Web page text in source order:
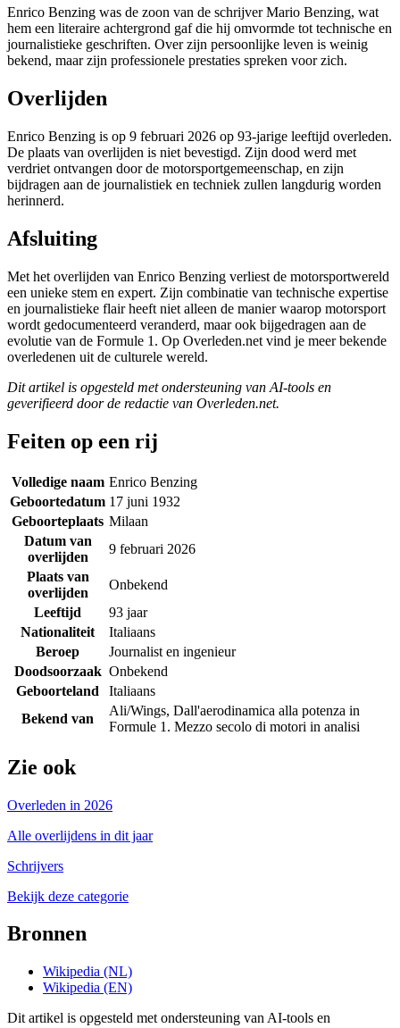
Enrico Benzing was de zoon van de schrijver Mario Benzing, wat
hem een literaire achtergrond gaf die hij omvormde tot technische en
journalistieke geschriften. Over zijn persoonlijke leven is weinig
bekend, maar zijn professionele prestaties spreken voor zich.
Overlijden
Enrico Benzing is op 9 februari 2026 op 93-jarige leeftijd overleden.
De plaats van overlijden is niet bevestigd. Zijn dood werd met
verdriet ontvangen door de motorsportgemeenschap, en zijn
bijdragen aan de journalistiek en techniek zullen langdurig worden
herinnerd.
Afsluiting
Met het overlijden van Enrico Benzing verliest de motorsportwereld
een unieke stem en expert. Zijn combinatie van technische expertise
en journalistieke flair heeft niet alleen de manier waarop motorsport
wordt gedocumenteerd veranderd, maar ook bijgedragen aan de
evolutie van de Formule 1. Op Overleden.net vind je meer bekende
overledenen uit de culturele wereld.
Dit artikel is opgesteld met ondersteuning van AI-tools en
geverifieerd door de redactie van Overleden.net.
Feiten op een rij
Volledige naam Enrico Benzing
Geboortedatum 17 juni 1932
Geboorteplaats Milaan
Datum van
overlijden
9 februari 2026
Plaats van
overlijden
Onbekend
Leeftijd
93 jaar
Nationaliteit
Italiaans
Beroep
Journalist en ingenieur
Doodsoorzaak Onbekend
Geboorteland
Italiaans
Bekend van
Ali/Wings, Dall'aerodinamica alla potenza in
Formule 1. Mezzo secolo di motori in analisi
Zie ook
Overleden in 2026
Alle overlijdens in dit jaar
Schrijvers
Bekijk deze categorie
Bronnen
Wikipedia (NL)
Wikipedia (EN)
Dit artikel is opgesteld met ondersteuning van AI-tools en